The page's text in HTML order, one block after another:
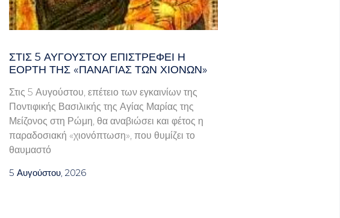
ΣΤΙΣ 5 ΑΥΓΟΎΣΤΟΥ ΕΠΙΣΤΡΈΦΕΙ Η
ΕΟΡΤΉ ΤΗΣ «ΠΑΝΑΓΊΑΣ ΤΩΝ ΧΙΌΝΩΝ»
Στις 5 Αυγούστου, επέτειο των εγκαινίων της
Ποντιφικής Βασιλικής της Αγίας Μαρίας της
Μείζονος στη Ρώμη, θα αναβιώσει και φέτος η
παραδοσιακή «χιονόπτωση», που θυμίζει το
θαυμαστό
5 Αυγούστου, 2026